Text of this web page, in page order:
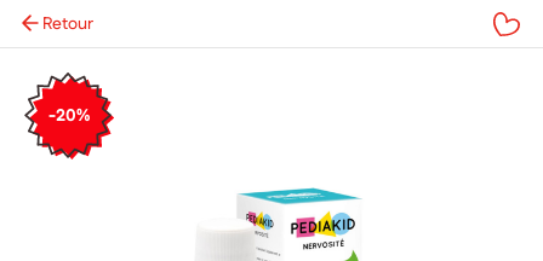
Retour
-20%